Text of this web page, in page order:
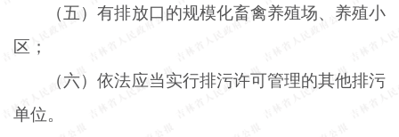
（五）有排放口的规模化畜禽养殖场、养殖小
区；
（六）依法应当实行排污许可管理的其他排污
单位。